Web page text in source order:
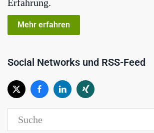
Erfahrung.
Mehr erfahren
Social Networks und RSS-Feed